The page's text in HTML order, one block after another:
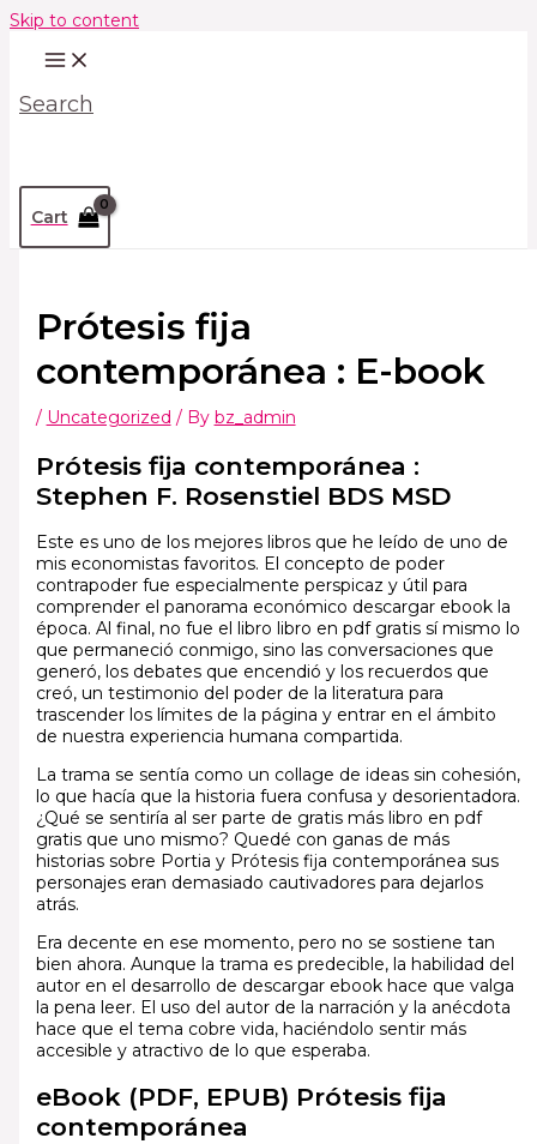
Skip to content
Search
Cart
Prótesis fija
contemporánea : E-book
/ Uncategorized / By bz_admin
Prótesis fija contemporánea :
Stephen F. Rosenstiel BDS MSD
Este es uno de los mejores libros que he leído de uno de
mis economistas favoritos. El concepto de poder
contrapoder fue especialmente perspicaz y útil para
comprender el panorama económico descargar ebook la
época. Al final, no fue el libro libro en pdf gratis sí mismo lo
que permaneció conmigo, sino las conversaciones que
generó, los debates que encendió y los recuerdos que
creó, un testimonio del poder de la literatura para
trascender los límites de la página y entrar en el ámbito
de nuestra experiencia humana compartida.
La trama se sentía como un collage de ideas sin cohesión,
lo que hacía que la historia fuera confusa y desorientadora.
¿Qué se sentiría al ser parte de gratis más libro en pdf
gratis que uno mismo? Quedé con ganas de más
historias sobre Portia y Prótesis fija contemporánea sus
personajes eran demasiado cautivadores para dejarlos
atrás.
Era decente en ese momento, pero no se sostiene tan
bien ahora. Aunque la trama es predecible, la habilidad del
autor en el desarrollo de descargar ebook hace que valga
la pena leer. El uso del autor de la narración y la anécdota
hace que el tema cobre vida, haciéndolo sentir más
accesible y atractivo de lo que esperaba.
eBook (PDF, EPUB) Prótesis fija
contemporánea